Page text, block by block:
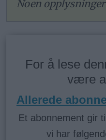
Noen
For å lese
være
Allerede
Et abonnement gir
vi har